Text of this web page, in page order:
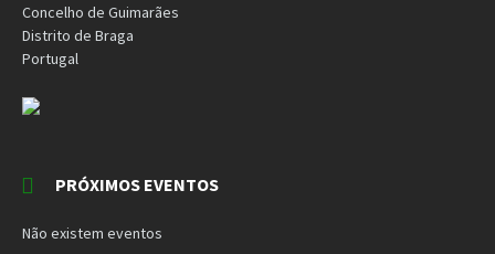
Concelho de Guimarães
Distrito de Braga
Portugal
PRÓXIMOS EVENTOS
Não existem eventos